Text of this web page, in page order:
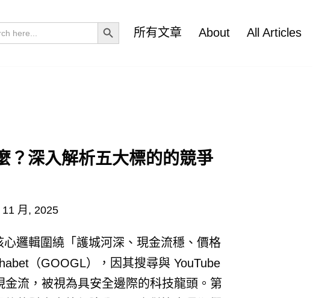
Search Button
所有文章
About All Articles
？深入解析五大標的的競爭
11 月, 2025
邏輯圍繞「護城河深、現金流穩、價格
（GOOGL），因其搜尋與 YouTube
流，被視為具安全邊際的科技龍頭。第